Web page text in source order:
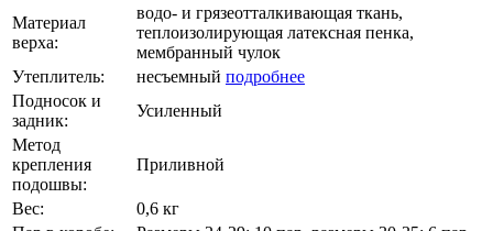
Материал
верха:
водо- и грязеотталкивающая ткань,
теплоизолирующая латексная пенка,
мембранный чулок
Утеплитель:
несъемный подробнее
Подносок и
задник:
Усиленный
Метод
крепления
подошвы:
Приливной
Вес:
0,6 кг